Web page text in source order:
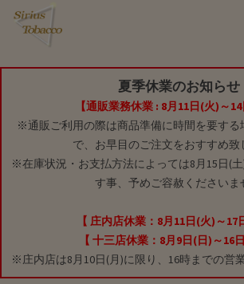
夏季休業のお知らせ
【通販業務休業 : 8月11日(火)～14
※通販ご利用の際は商品準備に時間を要する
で、お早目のご注文をおすすめ致
※在庫状況・お支払方法によっては8月15日(
す事、予めご容赦くださいま
【 庄内店休業：8月11日(火)～17
【 十三店休業：8月9日(日)～16日
※庄内店は8月10日(月)に限り、16時までの営